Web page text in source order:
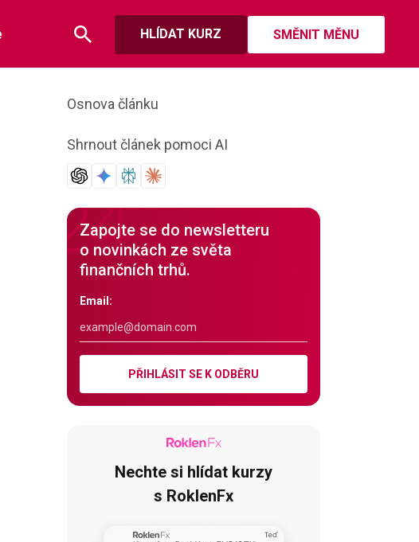
HLÍDAT KURZ SMĚNIT MĚNU
Osnova článku
Shrnout článek pomoci AI
Zapojte se do newsletteru
o novinkách ze světa
finančních trhů.
Email:
PŘIHLÁSIT SE K ODBĚRU
Nechte si hlídat kurzy
s RoklenFx